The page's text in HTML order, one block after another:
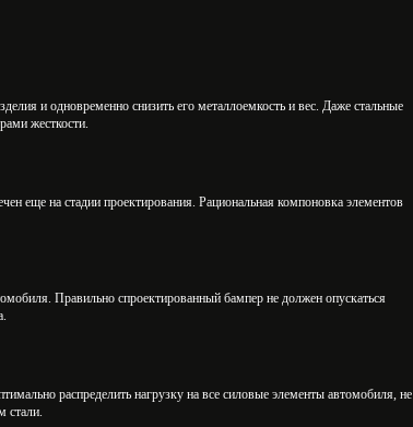
и одновременно снизить его металлоемкость и вес. Даже стальные
жесткости.
еще на стадии проектирования. Рациональная компоновка элементов
Правильно спроектированный бампер не должен опускаться
распределить нагрузку на все силовые элементы автомобиля, не
стали.